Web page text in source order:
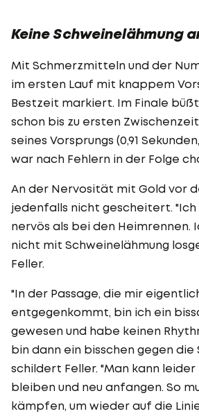
Keine Schweinelähmung
Mit Schmerzmitteln und der
im ersten Lauf mit knappem
Bestzeit markiert. Im Finale
schon bis zu ersten
seines Vorsprungs (0,91
war nach Fehlern in der Folge
An der Nervosität mit Gold vor
jedenfalls nicht gescheitert.
nervös als bei den Heimrennen.
nicht mit Schweinelähmung
Feller.
"In der Passage, die mir
entgegenkommt, bin ich ein
gewesen und habe keinen
bin dann ein bisschen gegen die
schildert Feller. "Man kann
bleiben und neu anfangen. So
kämpfen, um wieder auf die